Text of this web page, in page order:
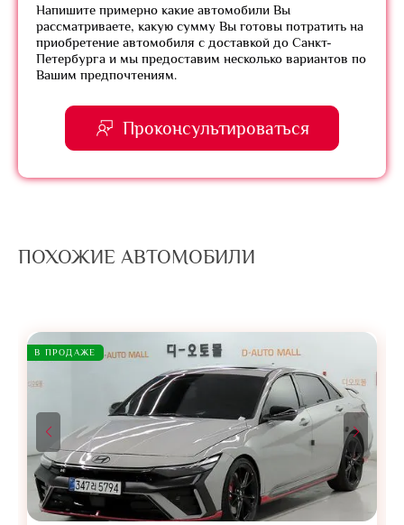
Напишите примерно какие автомобили Вы
рассматриваете, какую сумму Вы готовы потратить на
приобретение автомобиля с доставкой до Санкт-
Петербурга и мы предоставим несколько вариантов по
Вашим предпочтениям.
Проконсультироваться
ПОХОЖИЕ АВТОМОБИЛИ
В ПРОДАЖЕ